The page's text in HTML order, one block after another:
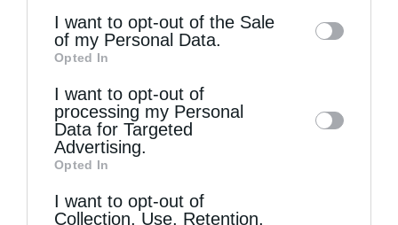
information may also be disclosed by us to
third parties on theIAB’s List of
Downstream Participants
disclose it to other third parties.
I want to opt-out of the Sale
of my Personal Data.
Opted In
I want to opt-out of
processing my Personal
Data for Targeted
Advertising.
Opted In
I want to opt-out of
Collection, Use, Retention,
Τελευταία άρθρα
Κακό και εκδίκηση
Χειροτονία Διακόνου από τον Αρχιεπίσκοπο